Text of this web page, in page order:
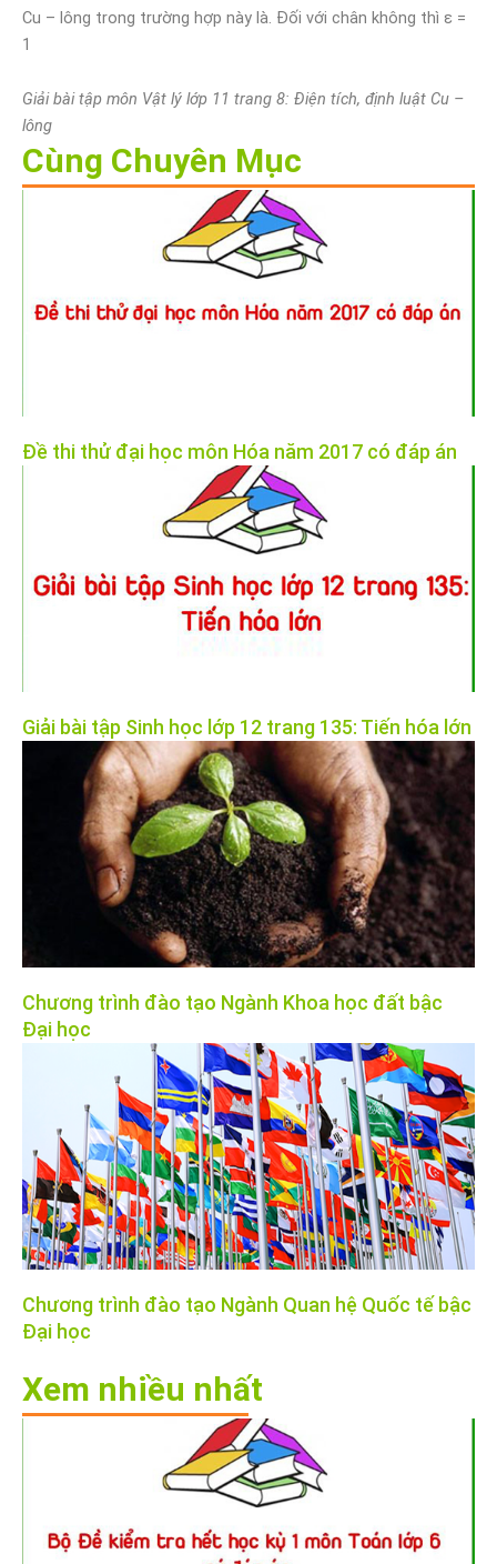
Cu – lông trong trường hợp này là. Đối với chân không thì ε =
1
Giải bài tập môn Vật lý lớp 11 trang 8: Điện tích, định luật Cu –
lông
Cùng Chuyên Mục
Đề thi thử đại học môn Hóa năm 2017 có đáp án
Giải bài tập Sinh học lớp 12 trang 135: Tiến hóa lớn
Chương trình đào tạo Ngành Khoa học đất bậc
Đại học
Chương trình đào tạo Ngành Quan hệ Quốc tế bậc
Đại học
Xem nhiều nhất